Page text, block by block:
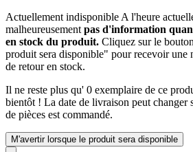
Actuellement indisponible A l'heure
malheureusement pas d'information
en stock du produit. Cliquez sur le
produit sera disponible" pour recevoir une
de retour en stock.
Il ne reste plus qu' 0 exemplaire de ce
bientôt ! La date de livraison peut changer
de pièces est commandé.
M'avertir lorsque le produit sera disponible